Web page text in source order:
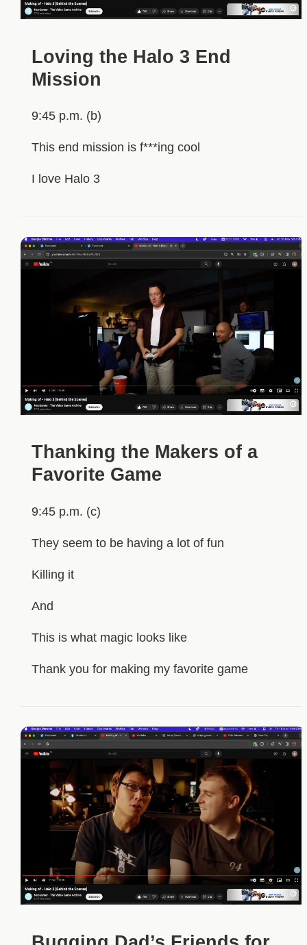
Loving the Halo 3 End
Mission
9:45 p.m. (b)
This end mission is f***ing cool
I love Halo 3
Thanking the Makers of a
Favorite Game
9:45 p.m. (c)
They seem to be having a lot of fun
Killing it
And
This is what magic looks like
Thank you for making my favorite game